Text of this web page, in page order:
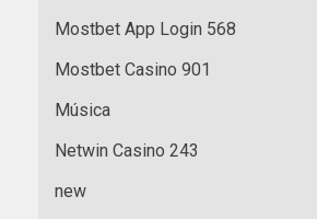
Mostbet App Login 568
Mostbet Casino 901
Música
Netwin Casino 243
new